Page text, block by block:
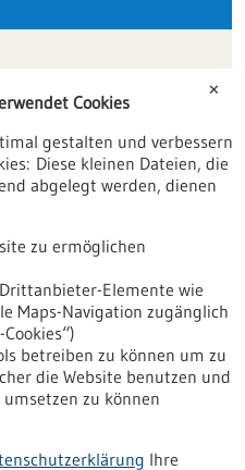
✕
Cookies
gestalten und verbessern
Diese kleinen Dateien, die
abgelegt werden, dienen
zu ermöglichen
Elemente wie
Maps-Navigation zugänglich
betreiben zu können um zu
die Website benutzen und
zu können
Ihre